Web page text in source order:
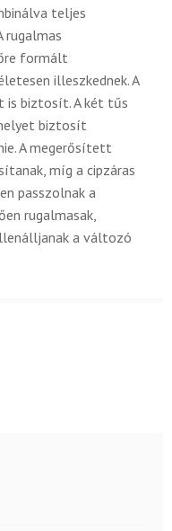
teljes
rugalmas
formált
illeszkednek. A
is biztosít. A két tűs
biztosít
A megerősített
míg a cipzáras
passzolnak a
rugalmasak,
a változó